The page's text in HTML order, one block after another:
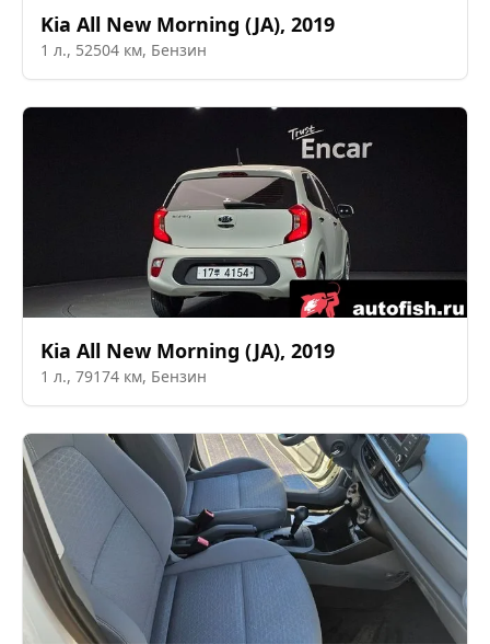
Kia All New Morning (JA), 2019
1 л., 52504 км, Бензин
Kia All New Morning (JA), 2019
1 л., 79174 км, Бензин